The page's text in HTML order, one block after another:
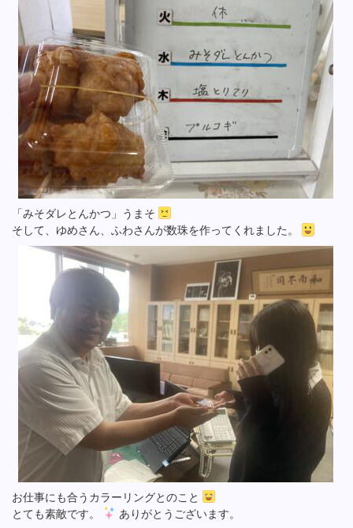
「みそダレとんかつ」うまそ
そして、ゆめさん、ふわさんが数珠を作ってくれました。
お仕事にも合うカラーリングとのこと
とても素敵です。
ありがとうございます。